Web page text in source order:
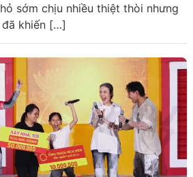
sớm chịu nhiều thiệt thòi nhưng
khiến […]